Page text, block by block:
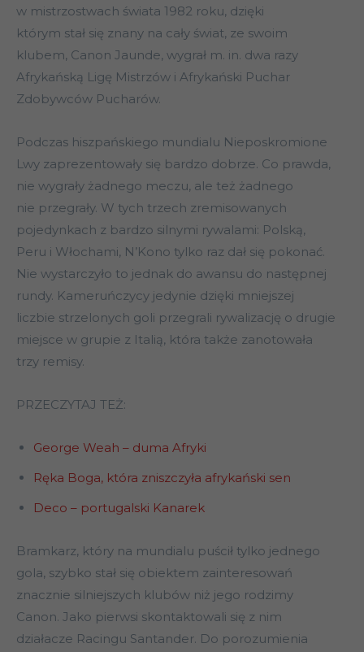
w mistrzostwach świata 1982 roku, dzięki
którym stał się znany na cały świat, ze swoim
klubem, Canon Jaunde, wygrał m. in. dwa razy
Afrykańską Ligę Mistrzów i Afrykański Puchar
Zdobywców Pucharów.
Podczas hiszpańskiego mundialu Nieposkromione
Lwy zaprezentowały się bardzo dobrze. Co prawda,
nie wygrały żadnego meczu, ale też żadnego
nie przegrały. W tych trzech zremisowanych
pojedynkach z bardzo silnymi rywalami: Polską,
Peru i Włochami, N’Kono tylko raz dał się pokonać.
Nie wystarczyło to jednak do awansu do następnej
rundy. Kameruńczycy jedynie dzięki mniejszej
liczbie strzelonych goli przegrali rywalizację o drugie
miejsce w grupie z Italią, która także zanotowała
trzy remisy.
PRZECZYTAJ TEŻ:
George Weah – duma Afryki
Ręka Boga, która zniszczyła afrykański sen
Deco – portugalski Kanarek
Bramkarz, który na mundialu puścił tylko jednego
gola, szybko stał się obiektem zainteresowań
znacznie silniejszych klubów niż jego rodzimy
Canon. Jako pierwsi skontaktowali się z nim
działacze Racingu Santander. Do porozumienia